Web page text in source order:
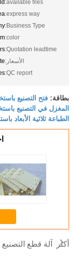
available files:
express way:
Business Type:
color:
Quotation leadtime:
الأسعار:
QC report:
بطاقة: فتح التصنيع
المغزل في التصنيع
الطباعة ثلاثية الأبعاد
أكثر آلة قطع